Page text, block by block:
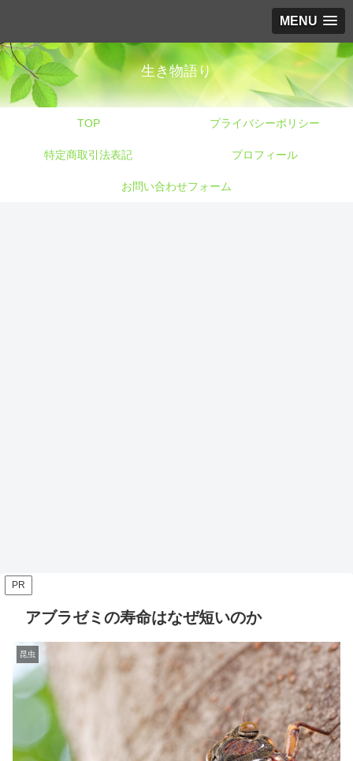
MENU
生き物語り
TOP プライバシーポリシー
特定商取引法表記 プロフィール
お問い合わせフォーム
PR
アブラゼミの寿命はなぜ短いのか
昆虫